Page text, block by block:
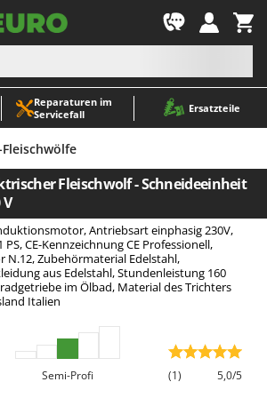
Reparaturen im
Servicefall
Ersatzteile
- Traubenmühlen
Strauchscheren
- Motorschubkarren
für Traktoren
- Hochentaster
Fleischwolf - Schneideeinheit
Antriebsart einphasig 230V,
CE-Kennzeichnung CE Professionell,
N.12, Zubehörmaterial Edelstahl,
aus Edelstahl, Stundenleistung 160
im Ölbad, Material des Trichters
Italien
Semi-Profi (1) 5,0/5